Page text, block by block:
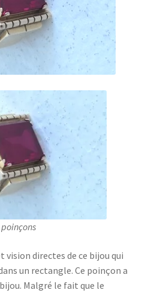
directes de ce bijou qui
un rectangle. Ce poinçon a
Malgré le fait que le